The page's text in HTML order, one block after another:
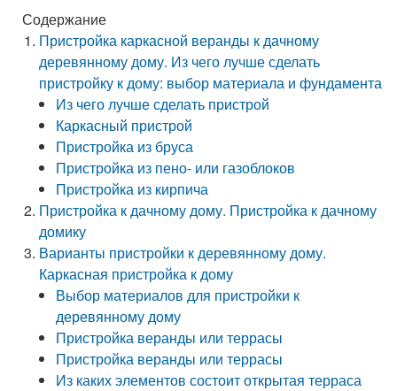
Содержание
Пристройка каркасной веранды к дачному
деревянному дому. Из чего лучше сделать
пристройку к дому: выбор материала и фундамента
Из чего лучше сделать пристрой
Каркасный пристрой
Пристройка из бруса
Пристройка из пено- или газоблоков
Пристройка из кирпича
Пристройка к дачному дому. Пристройка к дачному
домику
Варианты пристройки к деревянному дому.
Каркасная пристройка к дому
Выбор материалов для пристройки к
деревянному дому
Пристройка веранды или террасы
Пристройка веранды или террасы
Из каких элементов состоит открытая терраса